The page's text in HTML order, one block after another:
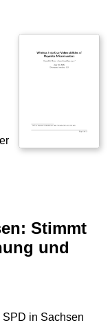
Stimmt
und
in Sachsen